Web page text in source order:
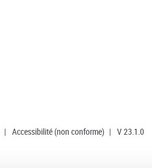
| Accessibilité (non conforme) | V 23.1.0